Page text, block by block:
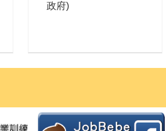
政府)